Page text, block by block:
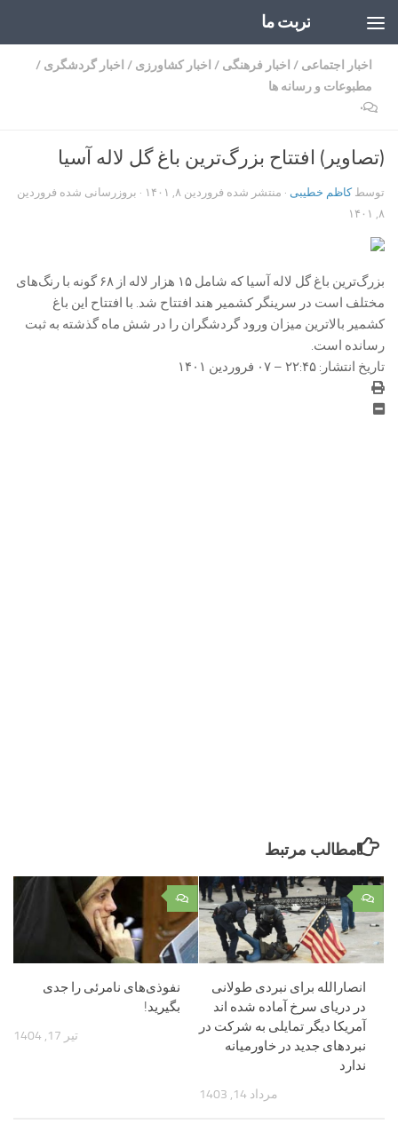
تربت ما
اخبار اجتماعی / اخبار فرهنگی / اخبار کشاورزی / اخبار گردشگری /
مطبوعات و رسانه ها
۰
(تصاویر) افتتاح بزرگ‌ترین باغ گل لاله آسیا
توسطکاظم خطیبی · منتشر شده فروردین ۸, ۱۴۰۱ · بروزرسانی شده فروردین
۸, ۱۴۰۱
بزرگ‌ترین باغ گل لاله آسیا که شامل ۱۵ هزار لاله از ۶۸ گونه با رنگ‌های
مختلف است در سرینگر کشمیر هند افتتاح شد. با افتتاح این باغ
کشمیر بالاترین میزان ورود گردشگران را در شش ماه گذشته به ثبت
رسانده است.
تاریخ انتشار: ۲۲:۴۵ – ۰۷ فروردین ۱۴۰۱
مطالب مرتبط
۰
نفوذی‌های نامرئی را جدی
بگیرید!
تیر 17, 1404
۰
انصارالله برای نبردی طولانی
در دریای سرخ آماده شده اند
آمریکا دیگر تمایلی به شرکت در
نبرد‌های جدید در خاورمیانه
ندارد
مرداد 14, 1403